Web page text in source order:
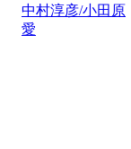
中村淳彦/小田原
愛